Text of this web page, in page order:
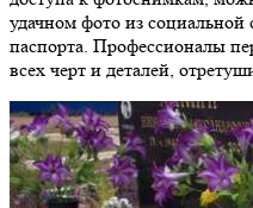
удачном фото из социальной
паспорта. Профессионалы
всех черт и деталей,